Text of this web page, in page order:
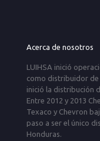
Acerca de nosotros
LUIHSA inició
como distribuidor de
inició la distribución
Entre 2012 y 2013
Texaco y Chevron
paso a ser el único
Honduras.